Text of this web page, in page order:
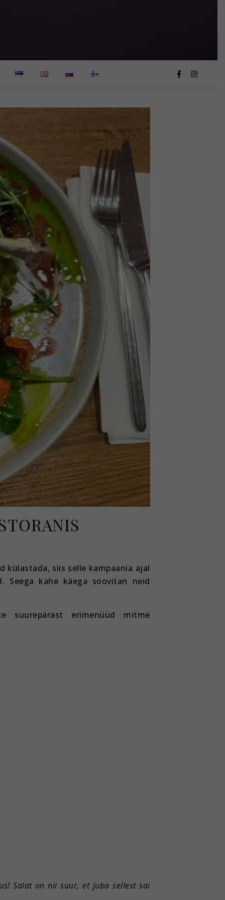
külastada, siis selle kampaania ajal
Seega kahe käega soovitan neid
suurepärast erimenüüd mitme
Salat on nii suur, et juba sellest sai